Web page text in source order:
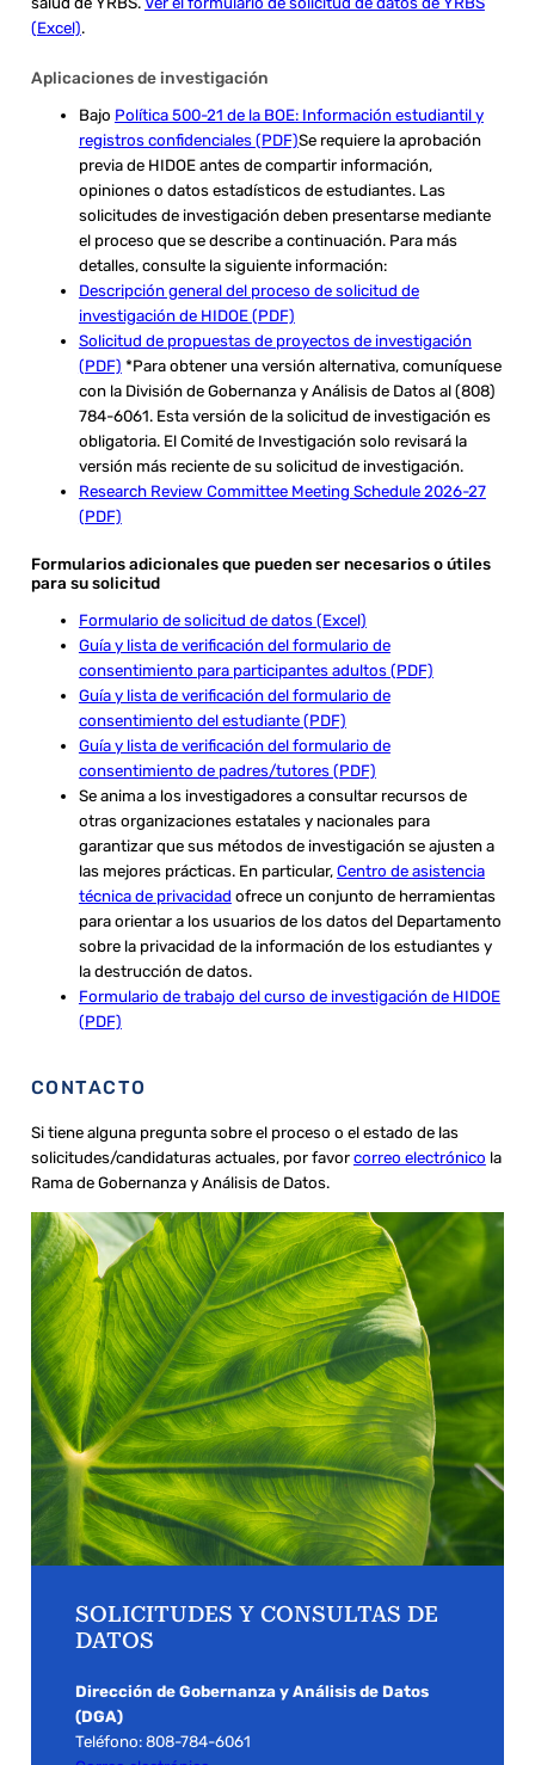
(Excel).
Aplicaciones de investigación
Bajo Política 500-21 de la BOE: Información estudiantil y
registros confidenciales (PDF)Se requiere la aprobación
previa de HIDOE antes de compartir información,
opiniones o datos estadísticos de estudiantes. Las
solicitudes de investigación deben presentarse mediante
el proceso que se describe a continuación. Para más
detalles, consulte la siguiente información:
Descripción general del proceso de solicitud de
investigación de HIDOE (PDF)
Solicitud de propuestas de proyectos de investigación
(PDF) *Para obtener una versión alternativa, comuníquese
con la División de Gobernanza y Análisis de Datos al (808)
784-6061. Esta versión de la solicitud de investigación es
obligatoria. El Comité de Investigación solo revisará la
versión más reciente de su solicitud de investigación.
Research Review Committee Meeting Schedule 2026-27
(PDF)
Formularios adicionales que pueden ser necesarios o útiles
para su solicitud
Formulario de solicitud de datos (Excel)
Guía y lista de verificación del formulario de
consentimiento para participantes adultos (PDF)
Guía y lista de verificación del formulario de
consentimiento del estudiante (PDF)
Guía y lista de verificación del formulario de
consentimiento de padres/tutores (PDF)
Se anima a los investigadores a consultar recursos de
otras organizaciones estatales y nacionales para
garantizar que sus métodos de investigación se ajusten a
las mejores prácticas. En particular, Centro de asistencia
técnica de privacidad ofrece un conjunto de herramientas
para orientar a los usuarios de los datos del Departamento
sobre la privacidad de la información de los estudiantes y
la destrucción de datos.
Formulario de trabajo del curso de investigación de HIDOE
(PDF)
CONTACTO
Si tiene alguna pregunta sobre el proceso o el estado de las
solicitudes/candidaturas actuales, por favor correo electrónico la
Rama de Gobernanza y Análisis de Datos.
SOLICITUDES Y CONSULTAS DE
DATOS
Dirección de Gobernanza y Análisis de Datos
(DGA)
Teléfono: 808-784-6061